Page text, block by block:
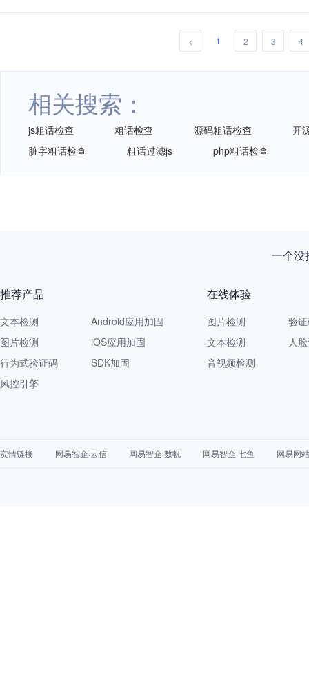
< 1 2 3 4
相关搜索：
js粗话检查 粗话检查 源码粗话检查
开
脏字粗话检查
粗话过滤js php粗话检查
一个没
推荐产品
文本检测
图片检测
行为式验证码
风控引擎
Android应用加固
iOS应用加固
SDK加固
在线体验
图片检测
文本检测
音视频检测
验
人
友情链接 网易智企·云信 网易智企·数帆 网易智企·七鱼 网易网